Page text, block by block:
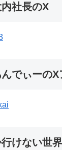
社長のX
でぃーのX
けない世界